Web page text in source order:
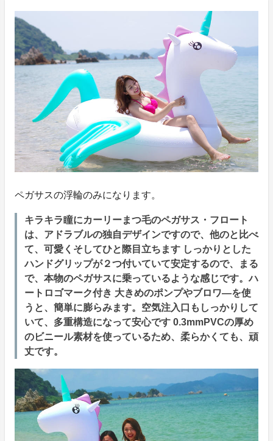
ペガサスの浮輪のみになります。
キラキラ瞳にカーリーまつ毛のペガサス・フロート
は、アドラブルの独自デザインですので、他のと比べ
て、可愛くそしてひと際目立ちます しっかりとした
ハンドグリップが２つ付いていて安定するので、まる
で、本物のペガサスに乗っているような感じです。ハ
ートロゴマーク付き 大きめのポンプやブロワ―を使
うと、簡単に膨らみます。空気注入口もしっかりして
いて、多重構造になって安心です 0.3mmPVCの厚め
のビニール素材を使っているため、柔らかくても、頑
丈です。